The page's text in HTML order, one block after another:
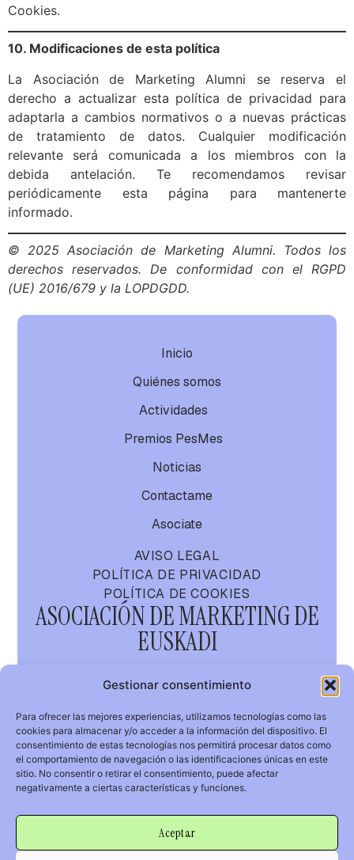
Gestionar consentimiento
Para ofrecer las mejores experiencias, utilizamos tecnologías como las
cookies para almacenar y/o acceder a la información del dispositivo. El
consentimiento de estas tecnologías nos permitirá procesar datos como
el comportamiento de navegación o las identificaciones únicas en este
sitio. No consentir o retirar el consentimiento, puede afectar
negativamente a ciertas características y funciones.
Aceptar
Cookies.
10. Modificaciones de esta política
La Asociación de Marketing Alumni se reserva el
derecho a actualizar esta política de privacidad para
adaptarla a cambios normativos o a nuevas prácticas
de tratamiento de datos. Cualquier modificación
relevante será comunicada a los miembros con la
debida antelación. Te recomendamos revisar
periódicamente esta página para mantenerte
informado.
© 2025 Asociación de Marketing Alumni. Todos los
derechos reservados. De conformidad con el RGPD
(UE) 2016/679 y la LOPDGDD.
Inicio
Quiénes somos
Actividades
Premios PesMes
Noticias
Contactame
Asociate
AVISO LEGAL
POLÍTICA DE PRIVACIDAD
POLÍTICA DE COOKIES
ASOCIACIÓN DE MARKETING DE
EUSKADI
AMA
GURE MARKETIN
KOMUNITATEA
info@asociacionmarketing.com
© 2026 AMA.